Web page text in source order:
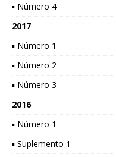
▪ Número 4
2017
▪ Número 1
▪ Número 2
▪ Número 3
2016
▪ Número 1
▪ Suplemento 1